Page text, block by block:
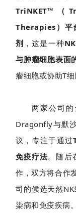
TriNKET™（
Therapies）平
剂 ，这是一种
与肿瘤细胞表面
瘤细胞或协助T
两家公司
Dragonfly与默
议，专注于通过
免疫疗法。随后
作，双方将合作
司的候选天然
染病和免疫疾病。